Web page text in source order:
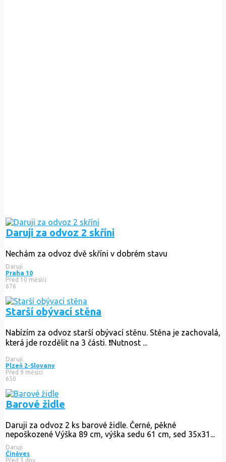
Daruji za odvoz 2 skříni
Nechám za odvoz dvě skříni v dobrém stavu
Daruji
Praha 10
Před 10 měsíci
676
Starší obývací stěna
Nabízím za odvoz starší obývací stěnu. Stěna je zachovalá,
která jde rozdělit na 3 části. ❗️Nutnost ...
Daruji
Plzeň 2-Slovany
Před 9 měsíci
650
Barové židle
Daruji za odvoz 2 ks barové židle. Černé, pěkné
nepoškozené Výška 89 cm, výška sedu 61 cm, sed 35x31...
Daruji
Činěves
Před 3 dny